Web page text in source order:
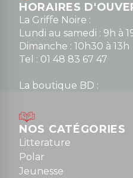
HORAIRES
La Griffe Noire :
Lundi au samedi : 9h à
Dimanche : 10h30 à 13h
Tel : 01 48 83 67 47
La boutique BD :
Mardi au samedi : 10h à
Dimanche : 10h30 à
Tel : 01 48 89 13 88
Fermé le dimanche en
NOS CATÉGORIES
Litterature
Polar
Jeunesse